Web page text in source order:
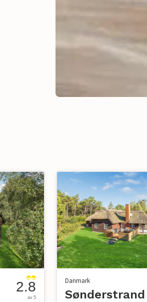
2.8
av 5
Danmark
Sønderstrand